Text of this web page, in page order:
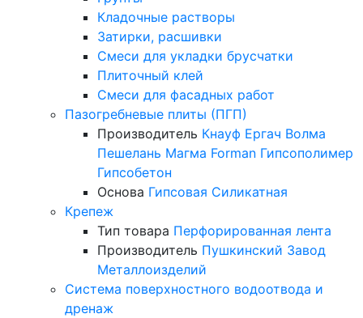
Кладочные растворы
Затирки, расшивки
Смеси для укладки брусчатки
Плиточный клей
Смеси для фасадных работ
Пазогребневые плиты (ПГП)
Производитель Кнауф Ергач Волма
Пешелань Магма Forman Гипсополимер
Гипсобетон
Основа Гипсовая Силикатная
Крепеж
Тип товара Перфорированная лента
Производитель Пушкинский Завод
Металлоизделий
Система поверхностного водоотвода и
дренаж